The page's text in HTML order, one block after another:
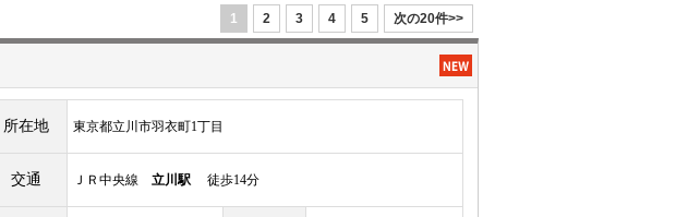
1 2 3 4 5 次の20件>>
所在地 東京都立川市羽衣町1丁目
交通 ＪＲ中央線 立川駅 徒歩14分